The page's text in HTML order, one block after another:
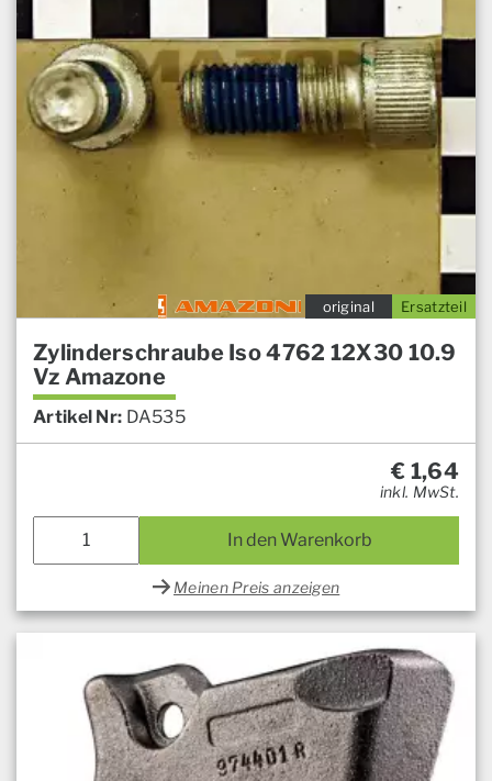
Ersatzteil
original
Zylinderschraube Iso 4762 12X30 10.9
Vz Amazone
Artikel Nr: DA535
€ 1,64
inkl. MwSt.
In den Warenkorb
Meinen Preis anzeigen